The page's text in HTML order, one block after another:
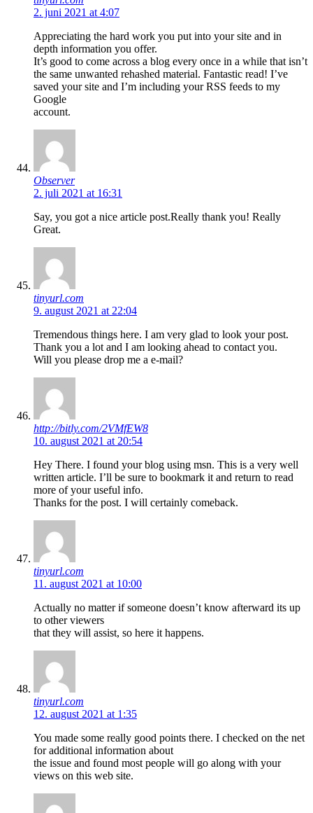
2. juni 2021 at 4:07
Appreciating the hard work you put into your site and in
depth information you offer.
It’s good to come across a blog every once in a while that isn’t
the same unwanted rehashed material. Fantastic read! I’ve
saved your site and I’m including your RSS feeds to my
Google
account.
Observer
2. juli 2021 at 16:31
Say, you got a nice article post.Really thank you! Really
Great.
tinyurl.com
9. august 2021 at 22:04
Tremendous things here. I am very glad to look your post.
Thank you a lot and I am looking ahead to contact you.
Will you please drop me a e-mail?
http://bitly.com/2VMfEW8
10. august 2021 at 20:54
Hey There. I found your blog using msn. This is a very well
written article. I’ll be sure to bookmark it and return to read
more of your useful info.
Thanks for the post. I will certainly comeback.
tinyurl.com
11. august 2021 at 10:00
Actually no matter if someone doesn’t know afterward its up
to other viewers
that they will assist, so here it happens.
tinyurl.com
12. august 2021 at 1:35
You made some really good points there. I checked on the net
for additional information about
the issue and found most people will go along with your
views on this web site.